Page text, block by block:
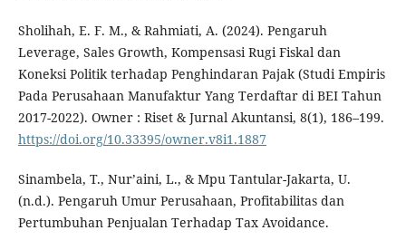
Sholihah, E. F. M., & Rahmiati, A. (2024). Pengaruh
Leverage, Sales Growth, Kompensasi Rugi Fiskal dan
Koneksi Politik terhadap Penghindaran Pajak (Studi Empiris
Pada Perusahaan Manufaktur Yang Terdaftar di BEI Tahun
2017-2022). Owner : Riset & Jurnal Akuntansi, 8(1), 186–199.
https://doi.org/10.33395/owner.v8i1.1887
Sinambela, T., Nur’aini, L., & Mpu Tantular-Jakarta, U.
(n.d.). Pengaruh Umur Perusahaan, Profitabilitas dan
Pertumbuhan Penjualan Terhadap Tax Avoidance.